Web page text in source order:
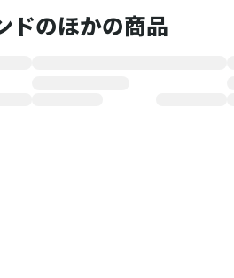
ドのほかの商品